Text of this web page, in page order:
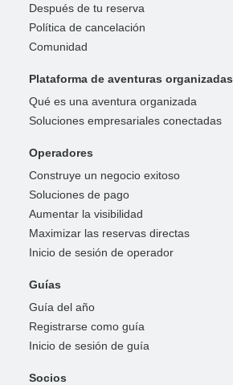
Después de tu reserva
Política de cancelación
Comunidad
Plataforma de aventuras organizadas
Qué es una aventura organizada
Soluciones empresariales conectadas
Operadores
Construye un negocio exitoso
Soluciones de pago
Aumentar la visibilidad
Maximizar las reservas directas
Inicio de sesión de operador
Guías
Guía del año
Registrarse como guía
Inicio de sesión de guía
Socios